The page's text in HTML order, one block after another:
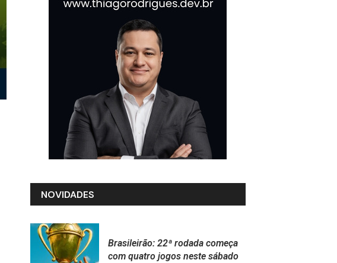
NOVIDADES
Brasileirão: 22ª rodada começa
com quatro jogos neste sábado